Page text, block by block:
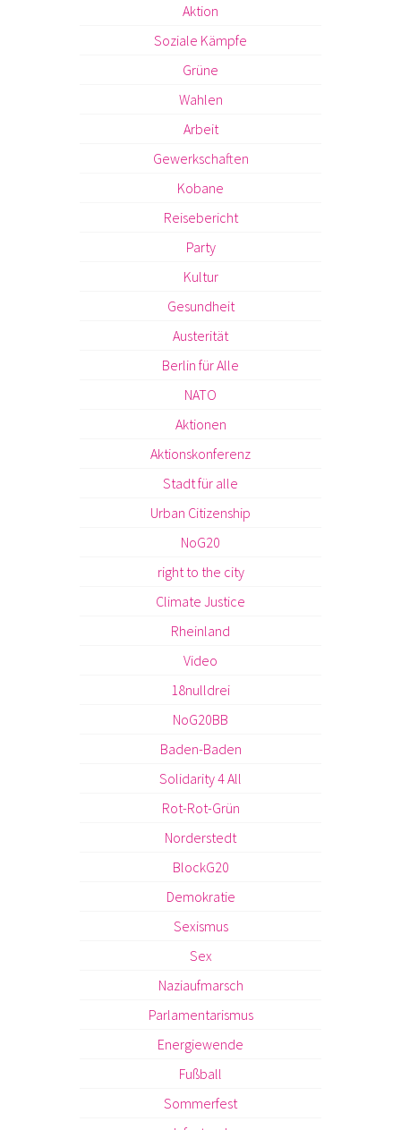
Aktion
Soziale Kämpfe
Grüne
Wahlen
Arbeit
Gewerkschaften
Kobane
Reisebericht
Party
Kultur
Gesundheit
Austerität
Berlin für Alle
NATO
Aktionen
Aktionskonferenz
Stadt für alle
Urban Citizenship
NoG20
right to the city
Climate Justice
Rheinland
Video
18nulldrei
NoG20BB
Baden-Baden
Solidarity 4 All
Rot-Rot-Grün
Norderstedt
BlockG20
Demokratie
Sexismus
Sex
Naziaufmarsch
Parlamentarismus
Energiewende
Fußball
Sommerfest